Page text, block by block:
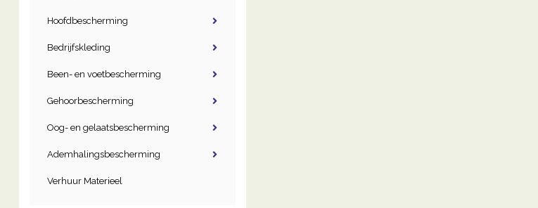
Hoofdbescherming
Bedrijfskleding
Been- en voetbescherming
Gehoorbescherming
Oog- en gelaatsbescherming
Ademhalingsbescherming
Verhuur Materieel